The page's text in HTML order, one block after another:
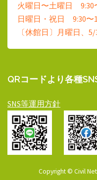
火曜日〜土曜日 9:30
日曜日・祝日 9:30〜
〔休館日〕月曜日、
QRコードより各種
SNS等運用方針
Copyright © Civil